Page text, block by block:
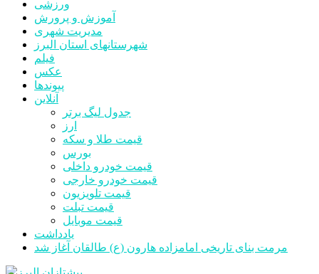
ورزشی
آموزش و پرورش
مدیریت شهری
شهرستانهای استان البرز
فیلم
عکس
پیوندها
آنلاین
جدول لیگ برتر
ارز
قیمت طلا و سکه
بورس
قیمت خودرو داخلی
قیمت خودرو خارجی
قیمت تلویزیون
قیمت تبلت
قیمت موبایل
یادداشت
مرمت بنای تاریخی امامزاده هارون (ع) طالقان آغاز شد